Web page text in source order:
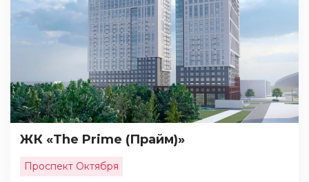
ЖК «The Prime (Прайм)»
Проспект Октября